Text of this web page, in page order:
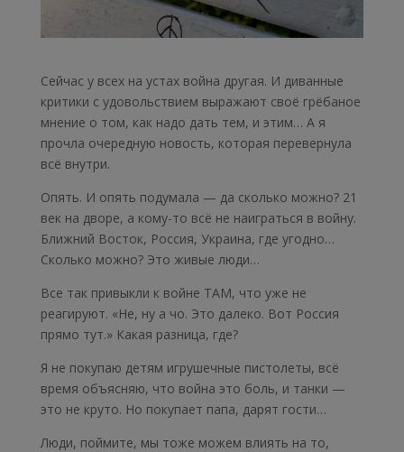
Сейчас у всех на устах война другая. И диванные
критики с удовольствием выражают своё грёбаное
мнение о том, как надо дать тем, и этим… А я
прочла очередную новость, которая перевернула
всё внутри.
Опять. И опять подумала — да сколько можно? 21
век на дворе, а кому-то всё не наиграться в войну.
Ближний Восток, Россия, Украина, где угодно…
Сколько можно? Это живые люди…
Все так привыкли к войне ТАМ, что уже не
реагируют. «Не, ну а чо. Это далеко. Вот Россия
прямо тут.» Какая разница, где?
Я не покупаю детям игрушечные пистолеты, всё
время объясняю, что война это боль, и танки —
это не круто. Но покупает папа, дарят гости…
Люди, поймите, мы тоже можем влиять на то,